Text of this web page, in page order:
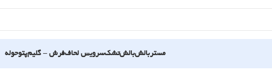
مستربالشبالشتشکسرویس لحاففرش – گلیمپتوحوله